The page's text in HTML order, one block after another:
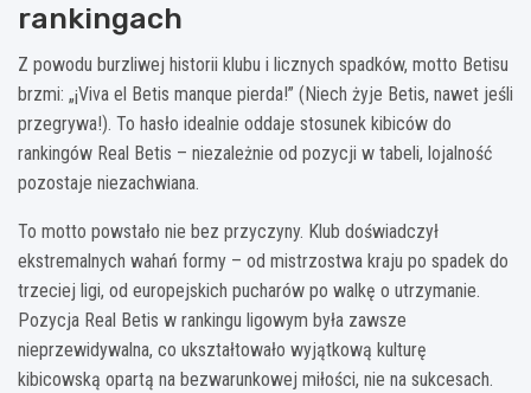
rankingach
Z powodu burzliwej historii klubu i licznych spadków, motto Betisu
brzmi: „¡Viva el Betis manque pierda!” (Niech żyje Betis, nawet jeśli
przegrywa!). To hasło idealnie oddaje stosunek kibiców do
rankingów Real Betis – niezależnie od pozycji w tabeli, lojalność
pozostaje niezachwiana.
To motto powstało nie bez przyczyny. Klub doświadczył
ekstremalnych wahań formy – od mistrzostwa kraju po spadek do
trzeciej ligi, od europejskich pucharów po walkę o utrzymanie.
Pozycja Real Betis w rankingu ligowym była zawsze
nieprzewidywalna, co ukształtowało wyjątkową kulturę
kibicowską opartą na bezwarunkowej miłości, nie na sukcesach.